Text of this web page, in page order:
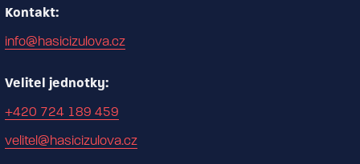
Kontakt:
info@hasicizulova.cz
Velitel jednotky:
+420 724 189 459
velitel@hasicizulova.cz